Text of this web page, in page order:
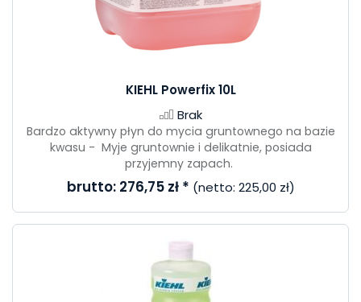
KIEHL Powerfix 10L
Brak
Bardzo aktywny płyn do mycia gruntownego na bazie
kwasu - Myje gruntownie i delikatnie, posiada
przyjemny zapach.
brutto: 276,75 zł* (netto: 225,00 zł)